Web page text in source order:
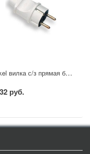
Makel вилка с/з прямая белая
руб.